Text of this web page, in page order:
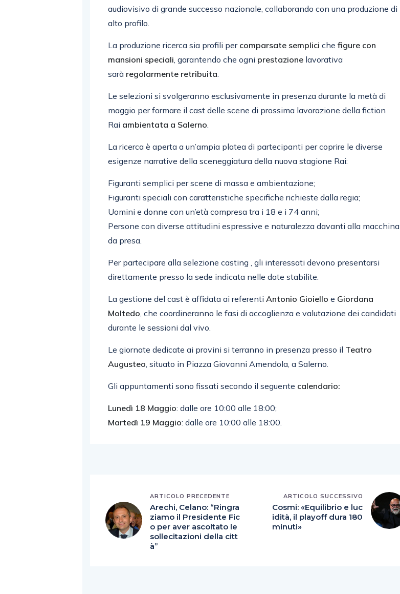
audiovisivo di grande successo nazionale, collaborando con una produzione di
alto profilo.
La produzione ricerca sia profili per comparsate semplici che figure con
mansioni speciali , garantendo che ogni prestazione lavorativa
sarà regolarmente retribuita
Le selezioni si svolgeranno esclusivamente in presenza durante la metà di
maggio per formare il cast delle scene di prossima lavorazione della fiction
Rai ambientata a Salerno
La ricerca è aperta a un’ampia platea di partecipanti per coprire le diverse
esigenze narrative della sceneggiatura della nuova stagione Rai:
Figuranti semplici per scene di massa e ambientazione;
Figuranti speciali con caratteristiche specifiche richieste dalla regia;
Uomini e donne con un’età compresa tra i 18 e i 74 anni;
Persone con diverse attitudini espressive e naturalezza davanti alla macchina
da presa.
Per partecipare alla selezione casting , gli interessati devono presentarsi
direttamente presso la sede indicata nelle date stabilite.
La gestione del cast è affidata ai referentiAntonio Gioiello e Giordana
Moltedo , che coordineranno le fasi di accoglienza e valutazione dei candidati
durante le sessioni dal vivo.
Le giornate dedicate ai provini si terranno in presenza presso il Teatro
Augusteo , situato in Piazza Giovanni Amendola, a Salerno.
Gli appuntamenti sono fissati secondo il seguente calendario:
Lunedì 18 Maggio: dalle ore 10:00 alle 18:00;
Martedì 19 Maggio: dalle ore 10:00 alle 18:00.
ARTICOLO PRECEDENTE
Arechi, Celano: “Ringra
ziamo il Presidente Fic
o per aver ascoltato le
sollecitazioni della citt
à”
ARTICOLO SUCCESSIVO
Cosmi: «Equilibrio e luc
idità, il playoff dura 180
minuti»